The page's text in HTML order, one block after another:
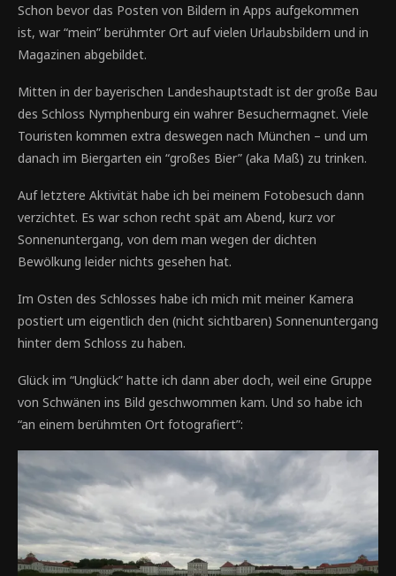
Schon bevor das Posten von Bildern in Apps aufgekommen
ist, war “mein” berühmter Ort auf vielen Urlaubsbildern und in
Magazinen abgebildet.
Mitten in der bayerischen Landeshauptstadt ist der große Bau
des Schloss Nymphenburg ein wahrer Besuchermagnet. Viele
Touristen kommen extra deswegen nach München – und um
danach im Biergarten ein “großes Bier” (aka Maß) zu trinken.
Auf letztere Aktivität habe ich bei meinem Fotobesuch dann
verzichtet. Es war schon recht spät am Abend, kurz vor
Sonnenuntergang, von dem man wegen der dichten
Bewölkung leider nichts gesehen hat.
Im Osten des Schlosses habe ich mich mit meiner Kamera
postiert um eigentlich den (nicht sichtbaren) Sonnenuntergang
hinter dem Schloss zu haben.
Glück im “Unglück” hatte ich dann aber doch, weil eine Gruppe
von Schwänen ins Bild geschwommen kam. Und so habe ich
“an einem berühmten Ort fotografiert”: